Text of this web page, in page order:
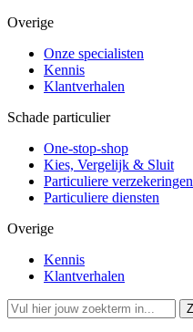
Overige
Onze specialisten
Kennis
Klantverhalen
Schade particulier
One-stop-shop
Kies, Vergelijk & Sluit
Particuliere verzekeringen
Particuliere diensten
Overige
Kennis
Klantverhalen